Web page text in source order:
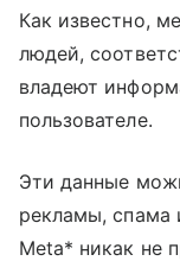
Как известно,
людей,
владеют
пользователе.
Эти данные
рекламы, спама
Meta* никак не